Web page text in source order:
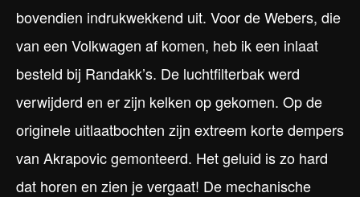
bovendien indrukwekkend uit. Voor de Webers, die
van een Volkwagen af komen, heb ik een inlaat
besteld bij Randakk’s. De luchtfilterbak werd
verwijderd en er zijn kelken op gekomen. Op de
originele uitlaatbochten zijn extreem korte dempers
van Akrapovic gemonteerd. Het geluid is zo hard
dat horen en zien je vergaat! De mechanische